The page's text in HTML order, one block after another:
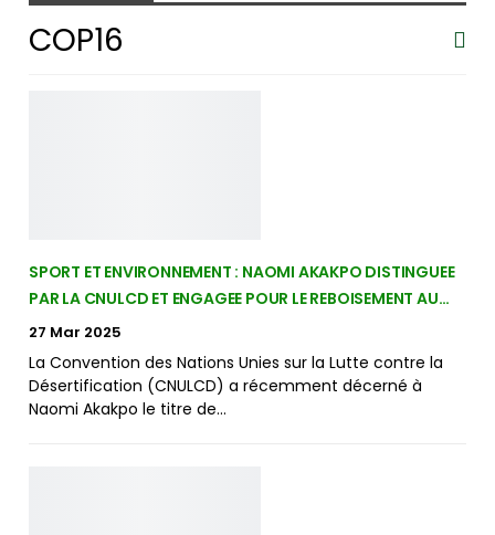
COP16
SPORT ET ENVIRONNEMENT : NAOMI AKAKPO DISTINGUEE
PAR LA CNULCD ET ENGAGEE POUR LE REBOISEMENT AU…
27 Mar 2025
La Convention des Nations Unies sur la Lutte contre la
Désertification (CNULCD) a récemment décerné à
Naomi Akakpo le titre de…